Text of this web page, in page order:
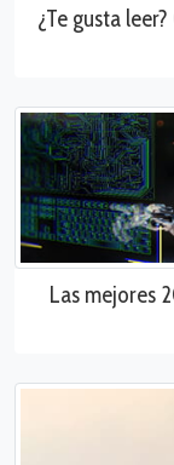
¿Te gusta
Las mejores